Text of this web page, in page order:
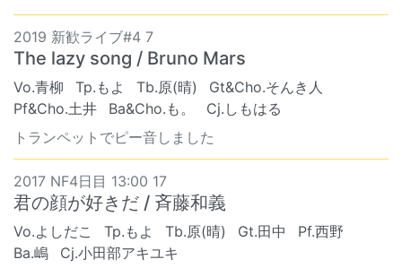
2019 新歓ライブ#4 7
The lazy song / Bruno Mars
Vo.青柳 Tp.もよ Tb.原(晴)
Gt&Cho.そんき人
Pf&Cho.土井
Ba&Cho.も。
Cj.しもはる
トランペットでピー音しました
2017 NF4日目 13:00 17
君の顔が好きだ / 斉藤和義
Vo.よしだこ Tp.もよ Tb.原(晴) Gt.田中
Pf.西野
Ba.嶋
Cj.小田部アキユキ